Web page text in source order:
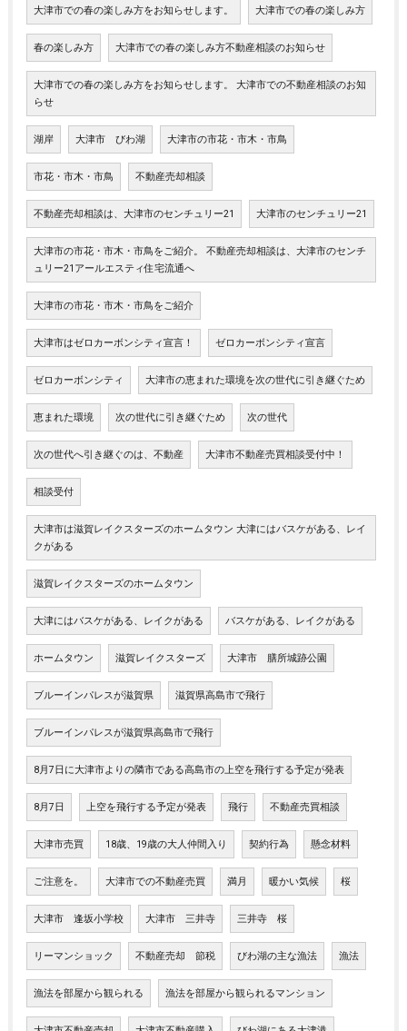
大津市での春の楽しみ方をお知らせします。 大津市での春の楽しみ方
春の楽しみ方 大津市での春の楽しみ方不動産相談のお知らせ
大津市での春の楽しみ方をお知らせします。 大津市での不動産相談のお知
らせ
湖岸 大津市 びわ湖 大津市の市花・市木・市鳥
市花・市木・市鳥 不動産売却相談
不動産売却相談は、大津市のセンチュリー21 大津市のセンチュリー21
大津市の市花・市木・市鳥をご紹介。 不動産売却相談は、大津市のセンチ
ュリー21アールエスティ住宅流通へ
大津市の市花・市木・市鳥をご紹介
大津市はゼロカーボンシティ宣言！ ゼロカーボンシティ宣言
ゼロカーボンシティ 大津市の恵まれた環境を次の世代に引き継ぐため
恵まれた環境 次の世代に引き継ぐため 次の世代
次の世代へ引き継ぐのは、不動産 大津市不動産売買相談受付中！
相談受付
大津市は滋賀レイクスターズのホームタウン 大津にはバスケがある、レイ
クがある
滋賀レイクスターズのホームタウン
大津にはバスケがある、レイクがある バスケがある、レイクがある
ホームタウン 滋賀レイクスターズ 大津市 膳所城跡公園
ブルーインパレスが滋賀県 滋賀県高島市で飛行
ブルーインパレスが滋賀県高島市で飛行
8月7日に大津市よりの隣市である高島市の上空を飛行する予定が発表
8月7日 上空を飛行する予定が発表 飛行 不動産売買相談
大津市売買 18歳、19歳の大人仲間入り 契約行為 懸念材料
ご注意を。 大津市での不動産売買 満月 暖かい気候 桜
大津市 逢坂小学校 大津市 三井寺 三井寺 桜
リーマンショック 不動産売却 節税 びわ湖の主な漁法 漁法
漁法を部屋から観られる 漁法を部屋から観られるマンション